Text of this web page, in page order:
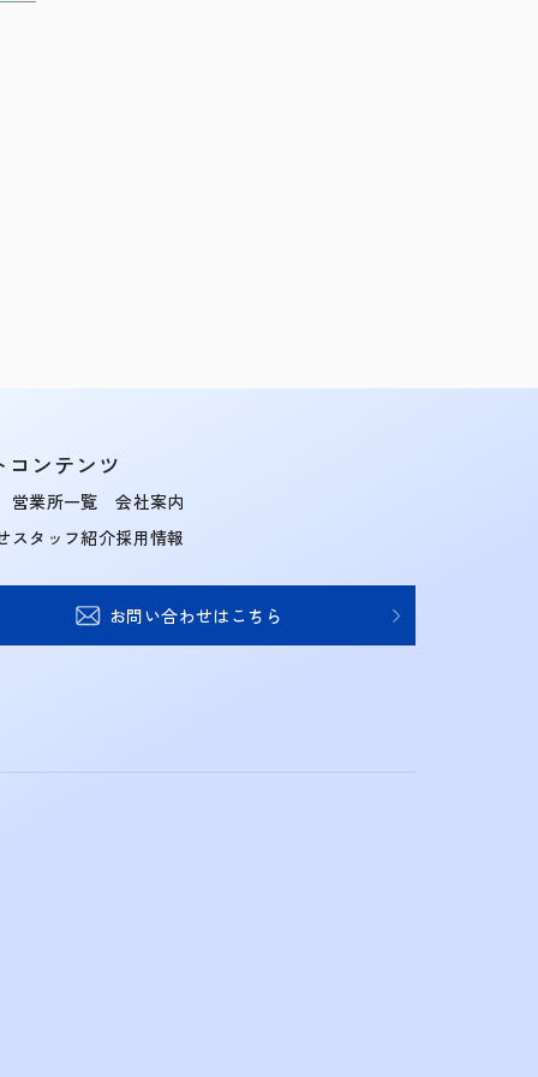
コンテンツ
営業所一覧
スタッフ紹介
会社案内
採用情報
お問い合わせはこちら